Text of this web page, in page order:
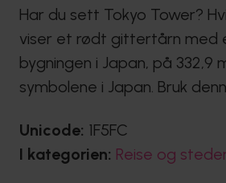
Har du sett Tokyo Tower?
viser et rødt gittertårn med
bygningen i Japan, på
symbolene i Japan. Bruk
Unicode: 1F5FC
I kategorien: Reise og